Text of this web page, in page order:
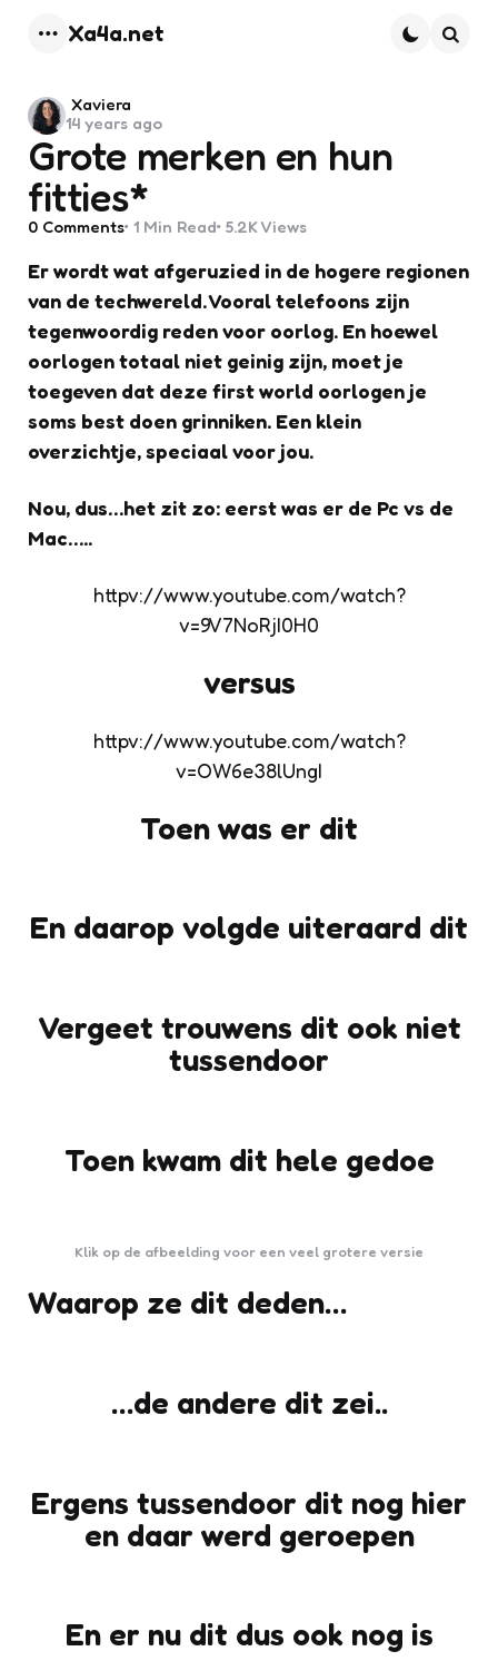
Xa4a.net
Grote merken en hun
fitties*
Posted
by
Xaviera
14 years ago
0 Comments 1 Min Read 5.2K Views
Er wordt wat afgeruzied in de hogere regionen
van de techwereld. Vooral telefoons zijn
tegenwoordig reden voor oorlog. En hoewel
oorlogen totaal niet geinig zijn, moet je
toegeven dat deze first world oorlogen je
soms best doen grinniken. Een klein
overzichtje, speciaal voor jou.
Nou, dus…het zit zo: eerst was er de Pc vs de
Mac…..
httpv://www.youtube.com/watch?
v=9V7NoRjI0H0
versus
httpv://www.youtube.com/watch?
v=OW6e38lUngI
Toen was er dit
En daarop volgde uiteraard dit
Vergeet trouwens dit ook niet
tussendoor
Toen kwam dit hele gedoe
Klik op de afbeelding voor een veel grotere versie
Waarop ze dit deden…
…de andere dit zei..
Ergens tussendoor dit nog hier
en daar werd geroepen
En er nu dit dus ook nog is